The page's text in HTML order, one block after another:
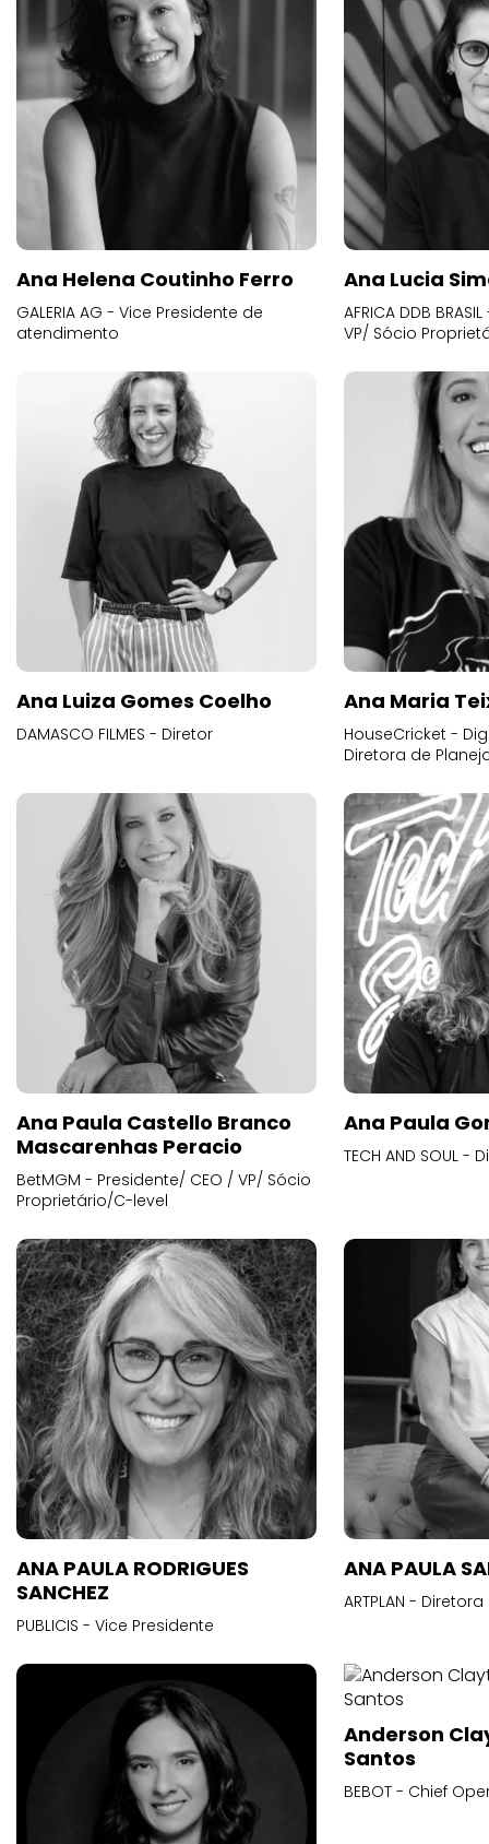
Ana Helena Coutinho Ferro
GALERIA AG - Vice Presidente de
atendimento
Ana Lucia
AFRICA DDB
VP/ Sócio
Ana Luiza Gomes Coelho
DAMASCO FILMES - Diretor
Ana Maria
HouseCricket -
Diretora de
Ana Paula Castello Branco
Mascarenhas Peracio
BetMGM - Presidente/ CEO / VP/ Sócio
Proprietário/C-level
Ana Paula
TECH AND SOUL
ANA PAULA RODRIGUES
SANCHEZ
PUBLICIS - Vice Presidente
ANA PAULA
ARTPLAN -
Anderson
Santos
BEBOT - Chief